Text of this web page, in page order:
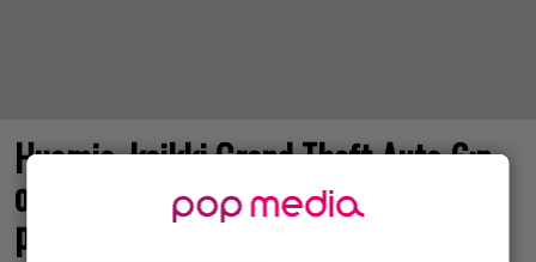
Huomio, kaikki Grand Theft Auto 6:n
odottajat: Netflixiin tulee pian
pakollista nähtävää